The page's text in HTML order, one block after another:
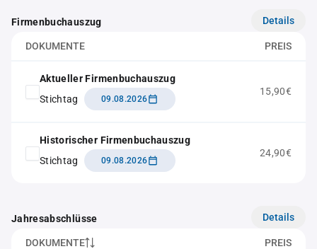
Firmenbuchauszug Details
DOKUMENTE PREIS
Aktueller Firmenbuchauszug
Stichtag
09.08.2026
15,90€
Historischer Firmenbuchauszug
Stichtag
09.08.2026
24,90€
Jahresabschlüsse Details
DOKUMENTE PREIS